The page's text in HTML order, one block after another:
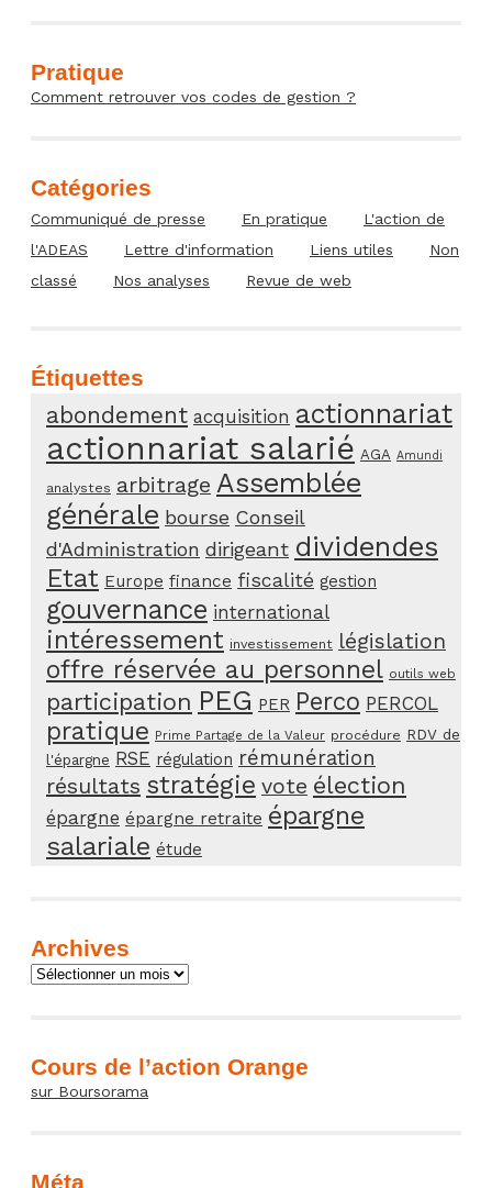
Pratique
Comment retrouver vos codes de gestion ?
Catégories
Communiqué de presse En pratique
L'action de
l'ADEAS
Lettre d'information Liens utiles
Non
classé
Nos analyses Revue de web
Étiquettes
abondement acquisition actionnariat
actionnariat salarié AGA Amundi
analystes arbitrage Assemblée
générale bourse Conseil
d'Administration dirigeant dividendes
Etat Europe finance fiscalité gestion
gouvernance international
intéressement investissement législation
offre réservée au personnel outils web
participation PEG PER Perco PERCOL
pratique Prime Partage de la Valeur procédure RDV de
l'épargne RSE régulation rémunération
résultats stratégie vote élection
épargne épargne retraite épargne
salariale étude
Archives
Archives
Cours de l’action Orange
sur Boursorama
Méta